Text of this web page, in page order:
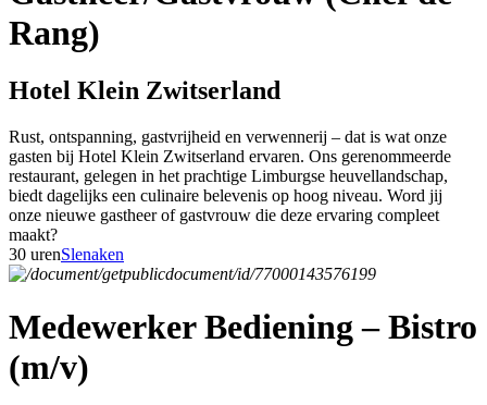
Rang)
Hotel Klein Zwitserland
Rust, ontspanning, gastvrijheid en verwennerij – dat is wat onze
gasten bij Hotel Klein Zwitserland ervaren. Ons gerenommeerde
restaurant, gelegen in het prachtige Limburgse heuvellandschap,
biedt dagelijks een culinaire belevenis op hoog niveau. Word jij
onze nieuwe gastheer of gastvrouw die deze ervaring compleet
maakt?
30 urenSlenaken
Medewerker Bediening – Bistro
(m/v)